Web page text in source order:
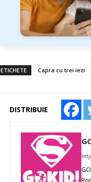
ETICHETE Capra cu trei iezi
DISTRIBUIE